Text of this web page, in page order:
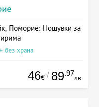
Поморие: Нощувки за
без храна
46€ / 89.97
лв.